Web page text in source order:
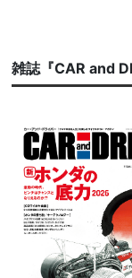
雑誌『CAR and